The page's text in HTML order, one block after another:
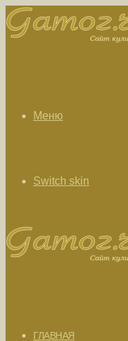
Меню
Switch skin
ГЛАВНАЯ